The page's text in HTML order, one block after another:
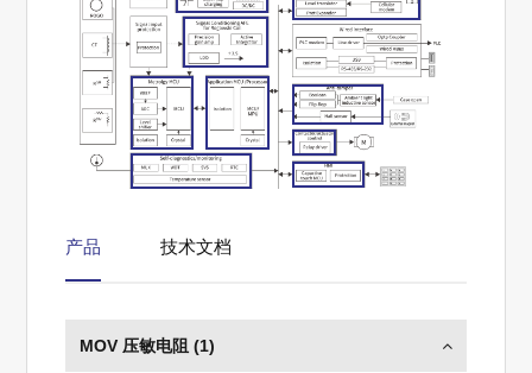
产品 技术文档
MOV 压敏电阻 (1)